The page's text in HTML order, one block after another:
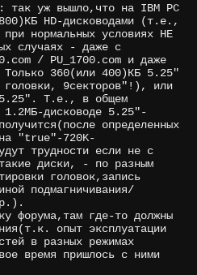
так уж вышло,что на IBM PC
HD-дисководами (т.е.,
нормальных условиях НЕ
случаях - даже с
/ PU_1700.com и даже
Только 360(или 400)КБ 5.25"
9секторов"!), или
5.25". Т.е., в общем
1.2МБ-дисководе 5.25"-
определенных
"true"-720K-
трудности если не с
диски, - по разным
головок,запись
подмагничивания/
форума,там где-то должны
опыт эксплуатации
в разных режимах
время пришлось с ними